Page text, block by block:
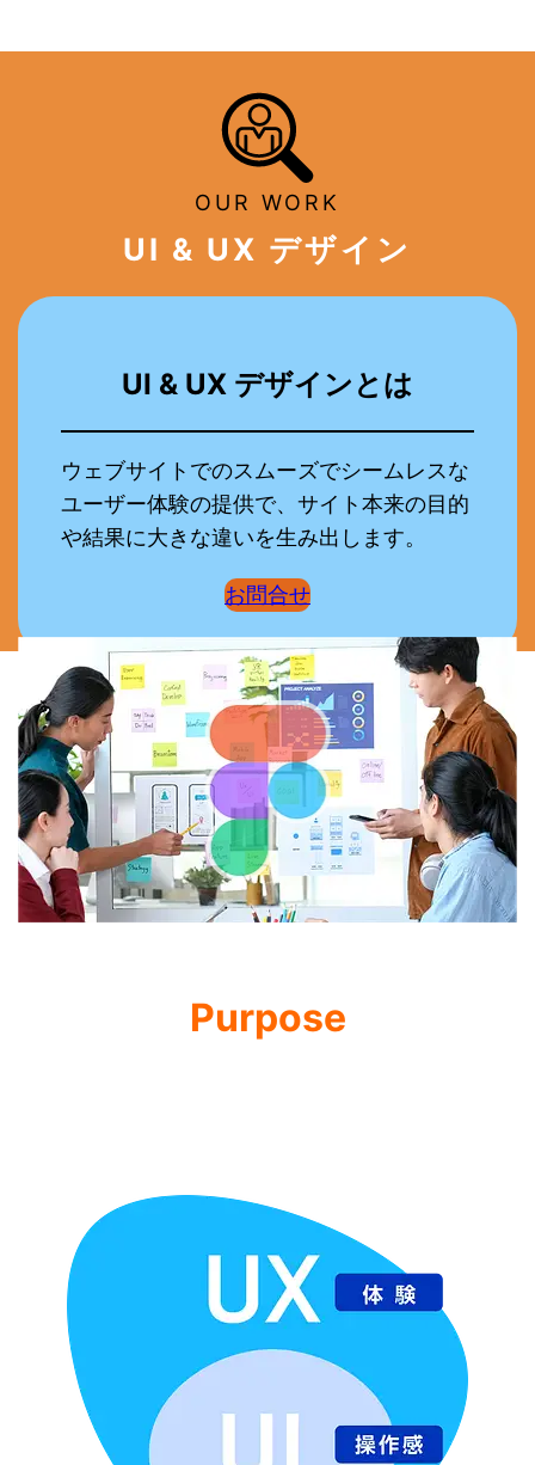
容
OUR WORK
UI & UX デザイン
UI & UX デザインとは
ウェブサイトでのスムーズでシームレスな
ユーザー体験の提供で、サイト本来の目的
や結果に大きな違いを生み出します。
お問合せ
Purpose